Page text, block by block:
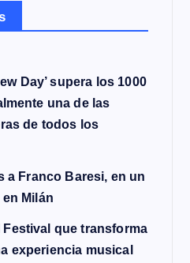
Day’ supera los 1000
una de las
de todos los
a Franco Baresi, en un
Milán
Festival que transforma
experiencia musical